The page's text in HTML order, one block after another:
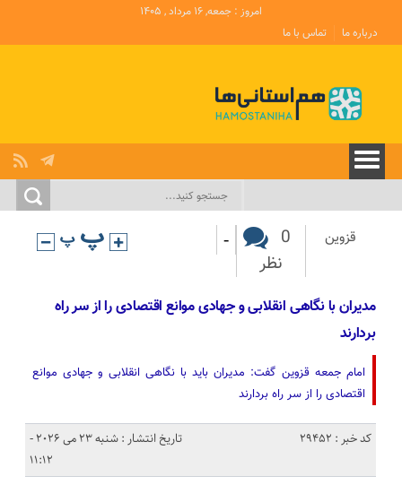
امروز : جمعه, ۱۶ مرداد , ۱۴۰۵
درباره ما
تماس با ما
قزوین
0
نظر
-
مدیران با نگاهی انقلابی و جهادی موانع اقتصادی را از سر راه
بردارند
امام جمعه قزوین گفت: مدیران باید با نگاهی انقلابی و جهادی موانع
اقتصادی را از سر راه بردارند
کد خبر : 29452
تاریخ انتشار : شنبه 23 می 2026 -
11:12